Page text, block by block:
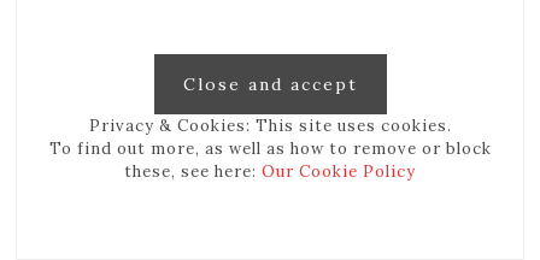
Privacy & Cookies: This site uses cookies.
To find out more, as well as how to remove or block
these, see here: Our Cookie Policy